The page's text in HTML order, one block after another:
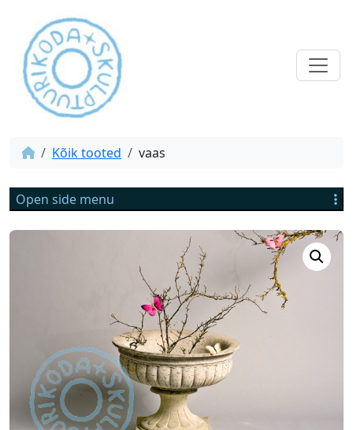
Kõik tooted vaas
Open side menu